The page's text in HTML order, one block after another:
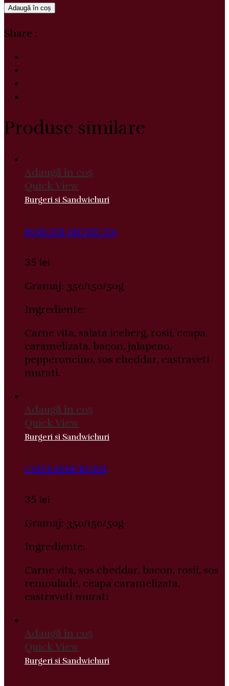
Adaugă în coș
Share :
Produse similare
Adaugă în coș
Quick View
Burgeri si Sandwichuri
BURGER MEXICAN
35 lei
Gramaj: 350/150/50g
Ingrediente:
Carne vita, salata iceberg, rosii, ceapa
caramelizata, bacon, jalapeno,
pepperoncino, sos cheddar, castraveti
murati.
Adaugă în coș
Quick View
Burgeri si Sandwichuri
CHEESEBURGER
35 lei
Gramaj: 350/150/50g
Ingrediente:
Carne vita, sos cheddar, bacon, rosii, sos
remoulade, ceapa caramelizata,
castraveti murati
Adaugă în coș
Quick View
Burgeri si Sandwichuri